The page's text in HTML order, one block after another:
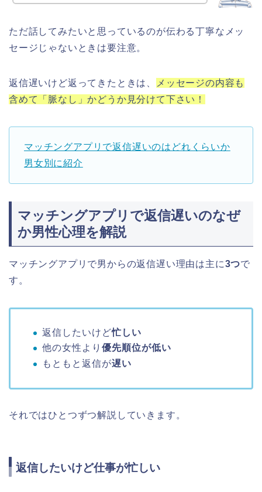
ただ話してみたいと思っているのが伝わる丁寧なメッ
セージじゃないときは要注意。
返信遅いけど返ってきたときは、
メッセージの内容も
含めて「脈なし」かどうか見分けて下さい！
マッチングアプリで返信遅いのはどれくらいか
男女別に紹介
マッチングアプリで返信遅いのなぜ
か男性心理を解説
マッチングアプリで男からの返信遅い理由は主に3つで
す。
返信したいけど忙しい
他の女性より 優先順位が低い
もともと返信が遅い
それではひとつずつ解説していきます。
返信したいけど仕事が忙しい